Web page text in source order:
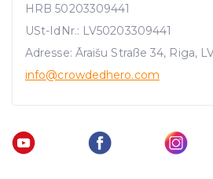
HRB 50203309441
USt-IdNr.: LV50203309441
Adresse: Āraišu Straße 34, Riga,
info@crowdedhero.com